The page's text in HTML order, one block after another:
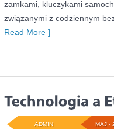
zamkami, kluczykami
związanymi z codziennym
Read More ]
MAJ -
ADMIN